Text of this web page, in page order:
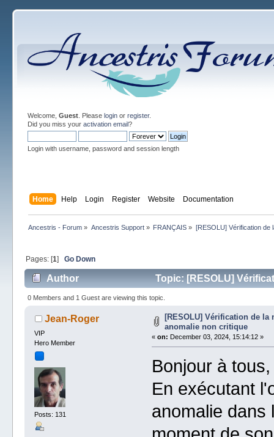
Welcome, Guest. Please loginor register.
Did you miss your activation email?
Login with username, password and session length
Home Help Login Register Website Documentation
Ancestris - Forum » Ancestris Support» FRANÇAIS » [RESOLU] Vérification de
Pages: [1] Go Down
Author
Topic: [RESOLU]
times)
0 Members and 1 Guest are viewing this topic.
Jean-Roger
VIP
Hero Member
Posts: 131
[RESOLU] Vérification de la
anomalie non critique
« on: December 03, 2024, 15:14:12 »
Bonjour à tous,
En exécutant
anomalie dans